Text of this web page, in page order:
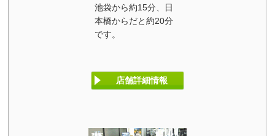
池袋から約15分、日
本橋からだと約20分
です。
店舗詳細情報